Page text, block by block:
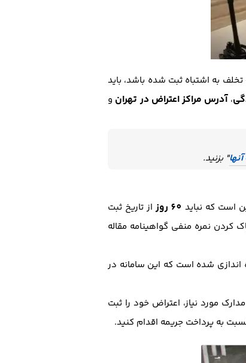
به اشتباه ثبت شده باشد، باید
،آدرس مراکز اعتراض در تهران و
" بزنید.
است که نباید
از تاریخ ثبت
نمره منفی گواهینامه مقاله
اندازی شده است که این سامانه در
دفاتر پلیس+10 مراجعه کنید و با ارائه مدارک مورد نیاز، اعتراض خود را ثبت
به پرداخت جریمه اقدام کنید.